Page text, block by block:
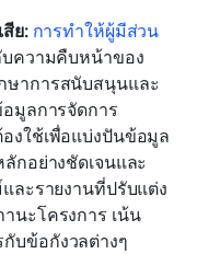
ย: การทำให้ผู้มีส่วน
บความคืบหน้าของ
ษาการสนับสนุนและ
มูลการจัดการ
งใช้เพื่อแบ่งปันข้อมูล
กอย่างชัดเจนและ
ละรายงานที่ปรับแต่ง
นะโครงการ เน้น
บข้อกังวลต่างๆ